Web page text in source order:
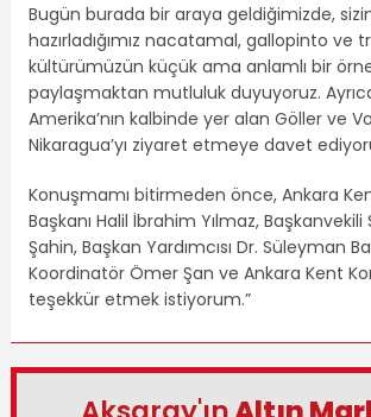
Bugün burada bir araya geldiğimizde,
hazırladığımız nacatamal, gallopinto ve
kültürümüzün küçük ama anlamlı bir
paylaşmaktan mutluluk duyuyoruz.
Amerika’nın kalbinde yer alan Göller ve
Nikaragua’yı ziyaret etmeye davet
Konuşmamı bitirmeden önce, Ankara
Başkanı Halil İbrahim Yılmaz,
Şahin, Başkan Yardımcısı Dr. Süleyman
Koordinatör Ömer Şan ve Ankara Kent
teşekkür etmek istiyorum.”